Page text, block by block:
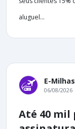
aluguel...
E-Milhas
06/08/2026
Até 40 mil